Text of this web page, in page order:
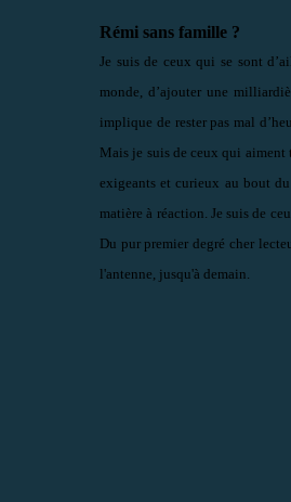
Rémi sans famille ?
Je suis de ceux qui se sont
monde, d’ajouter une
implique de rester pas mal
Mais je suis de ceux qui
exigeants et curieux au bout
matière à réaction. Je suis de
Du pur premier degré cher
l'antenne, jusqu'à demain.